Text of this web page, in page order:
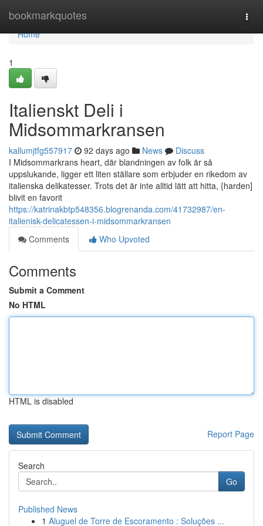
bookmarkquotes
Home
Home
1
Italienskt Deli i
Midsommarkransen
kallumjtfg557917 92 days ago News
Discuss
I Midsommarkrans heart, där blandningen av folk är så
uppslukande, ligger ett liten ställare som erbjuder en rikedom av
italienska delikatesser. Trots det är inte alltid lätt att hitta, {harden]
blivit en favorit
https://katrinakbtp548356.blogrenanda.com/41732987/en-
italienisk-delicatessen-i-midsommarkransen
Comments
Who Upvoted
Comments
Submit a Comment
No HTML
HTML is disabled
Report Page
Search
Go
Published News
1 Aluguel de Torre de Escoramento : Soluções ...